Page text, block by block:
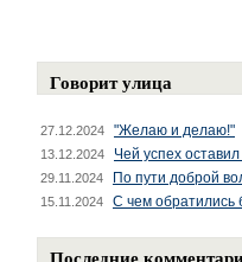
Говорит улица
27.12.2024 "Желаю и делаю!"
13.12.2024 Чей успех
29.11.2024 По пути доброй
15.11.2024 С чем обратились